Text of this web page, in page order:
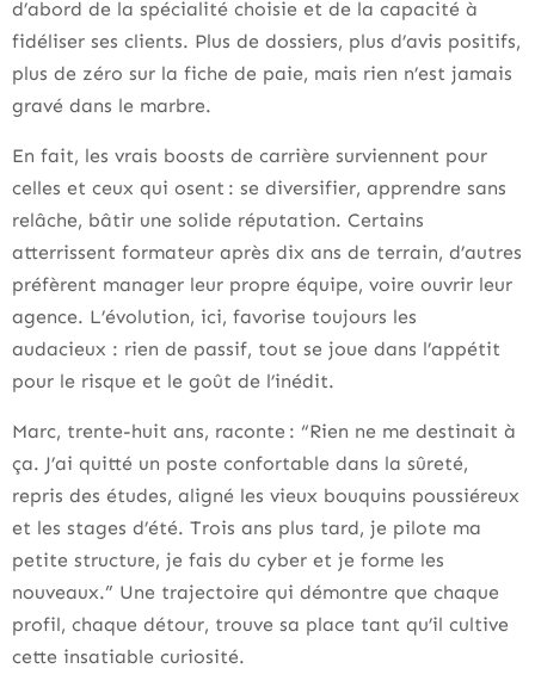
d’abord de la spécialité choisie et de la capacité à
fidéliser ses clients. Plus de dossiers, plus d’avis positifs,
plus de zéro sur la fiche de paie, mais rien n’est jamais
gravé dans le marbre.
En fait, les vrais boosts de carrière surviennent pour
celles et ceux qui osent : se diversifier, apprendre sans
relâche, bâtir une solide réputation. Certains
atterrissent formateur après dix ans de terrain, d’autres
préfèrent manager leur propre équipe, voire ouvrir leur
agence. L’évolution, ici, favorise toujours les
audacieux : rien de passif, tout se joue dans l’appétit
pour le risque et le goût de l’inédit.
Marc, trente-huit ans, raconte : “Rien ne me destinait à
ça. J’ai quitté un poste confortable dans la sûreté,
repris des études, aligné les vieux bouquins poussiéreux
et les stages d’été. Trois ans plus tard, je pilote ma
petite structure, je fais du cyber et je forme les
nouveaux.” Une trajectoire qui démontre que chaque
profil, chaque détour, trouve sa place tant qu’il cultive
cette insatiable curiosité.